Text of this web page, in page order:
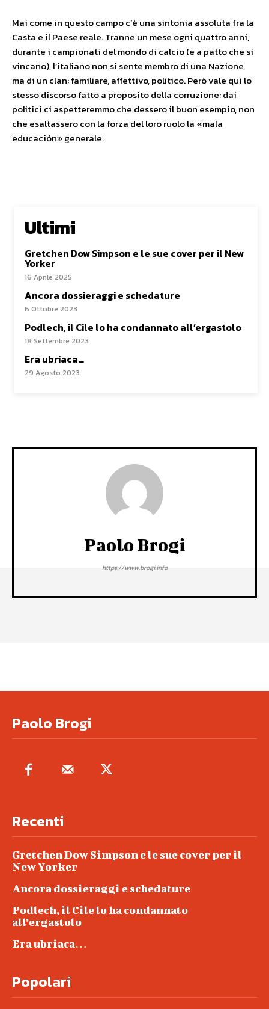
Mai come in questo campo c’è una sintonia assoluta fra la
Casta e il Paese reale. Tranne un mese ogni quattro anni,
durante i campionati del mondo di calcio (e a patto che si
vincano), l’italiano non si sente membro di una Nazione,
ma di un clan: familiare, affettivo, politico. Però vale qui lo
stesso discorso fatto a proposito della corruzione: dai
politici ci aspetteremmo che dessero il buon esempio, non
che esaltassero con la forza del loro ruolo la «mala
educación» generale.
Ultimi
Gretchen Dow Simpson e le sue cover per il New
Yorker
16 Aprile 2025
Ancora dossieraggi e schedature
6 Ottobre 2023
Podlech, il Cile lo ha condannato all’ergastolo
18 Settembre 2023
Era ubriaca…
29 Agosto 2023
Paolo Brogi
https://www.brogi.info
Paolo Brogi
Recenti
Gretchen Dow Simpson e le sue cover per il
New Yorker
Ancora dossieraggi e schedature
Podlech, il Cile lo ha condannato
all’ergastolo
Era ubriaca…
Popolari